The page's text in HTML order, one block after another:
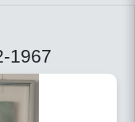
1967